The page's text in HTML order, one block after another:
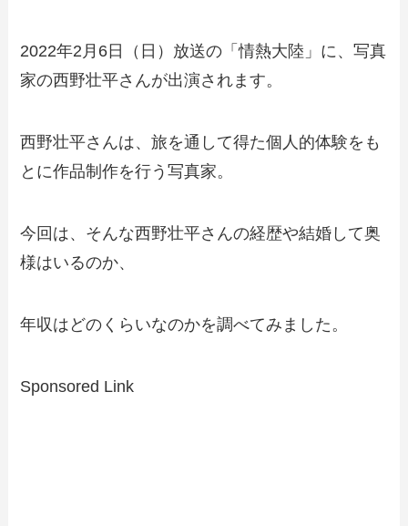
2022年2月6日（日）放送の「情熱大陸」に、写真
家の西野壮平さんが出演されます。
西野壮平さんは、旅を通して得た個人的体験をも
とに作品制作を行う写真家。
今回は、そんな西野壮平さんの経歴や結婚して奥
様はいるのか、
年収はどのくらいなのかを調べてみました。
Sponsored Link